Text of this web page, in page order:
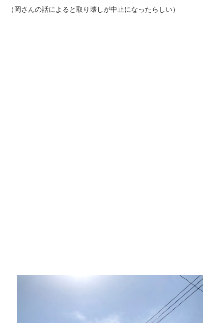
（岡さんの話によると取り壊しが中止になったらしい）